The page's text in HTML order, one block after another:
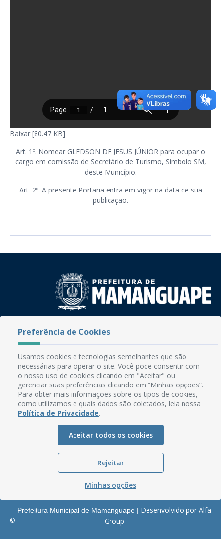
Baixar [80.47 KB]
Art. 1º. Nomear GLEDSON DE JESUS JÚNIOR para ocupar o
cargo em comissão de Secretário de Turismo, Símbolo SM,
deste Município.
Art. 2º. A presente Portaria entra em vigor na data de sua
publicação.
CEP: 58.280-000 - Mamanguape/PB
Fone: (83) 3292-2246
Email: comunicacao@mamanguape.pb.gov.br
Expediente: Segunda à Sexta, das 08h às 13h
Mapa do Site
Perguntas frequentes
Glossário
Serviços Internos
©
Prefeitura Municipal de Mamanguape | Desenvolvido por Alfa
Group
Preferência de Cookies
Usamos cookies e tecnologias semelhantes que são
necessárias para operar o site. Você pode consentir com
o nosso uso de cookies clicando em "Aceitar" ou
gerenciar suas preferências clicando em “Minhas opções”.
Para obter mais informações sobre os tipos de cookies,
como utilizamos e quais dados são coletados, leia nossa
Política de Privacidade.
Aceitar todos os cookies
Rejeitar
Minhas opções